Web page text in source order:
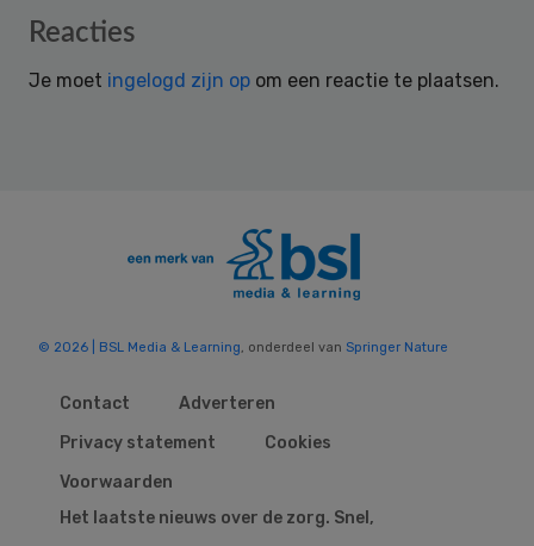
Reader
Reacties
Je moet ingelogd zijn op om een reactie te plaatsen.
© 2026 | BSL Media & Learning, onderdeel van Springer Nature
Contact
Adverteren
Privacy statement
Cookies
Voorwaarden
Het laatste nieuws over de zorg. Snel,